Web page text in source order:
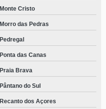
Monte Cristo
Morro das Pedras
Pedregal
Ponta das Canas
Praia Brava
Pântano do Sul
Recanto dos Açores